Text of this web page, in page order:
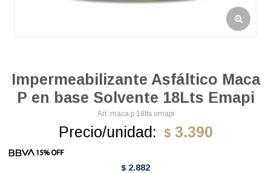
Impermeabilizante Asfáltico Maca
P en base Solvente 18Lts Emapi
maca p 18lts emapi
Precio/unidad: $ 3.390
$ 2.882